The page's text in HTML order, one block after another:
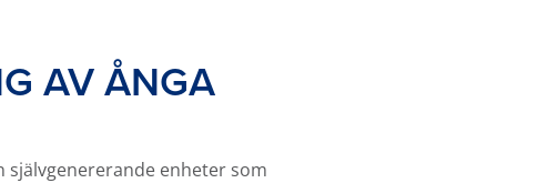
AV ÅNGA
enheter som